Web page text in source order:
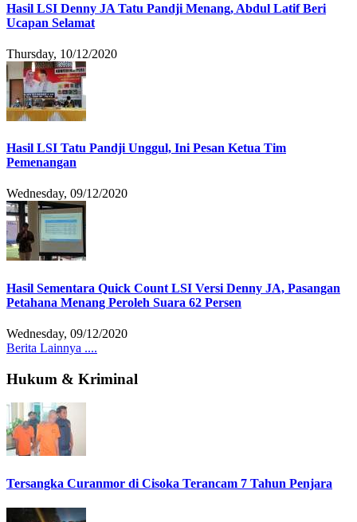
Hasil LSI Denny JA Tatu Pandji Menang, Abdul Latif Beri
Ucapan Selamat
Thursday, 10/12/2020
Hasil LSI Tatu Pandji Unggul, Ini Pesan Ketua Tim
Pemenangan
Wednesday, 09/12/2020
Hasil Sementara Quick Count LSI Versi Denny JA, Pasangan
Petahana Menang Peroleh Suara 62 Persen
Wednesday, 09/12/2020
Berita Lainnya ....
Hukum & Kriminal
Tersangka Curanmor di Cisoka Terancam 7 Tahun Penjara